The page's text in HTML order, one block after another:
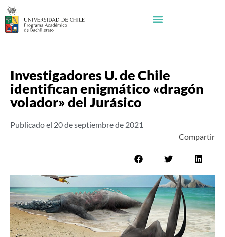
Investigadores U. de Chile
identifican enigmático «dragón
volador» del Jurásico
Publicado el 20 de septiembre de 2021
Compartir